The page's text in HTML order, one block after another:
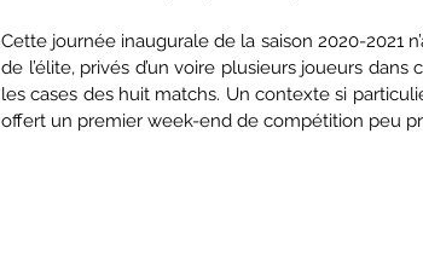
Cette journée inaugurale de la saison 2020-2021
de l’élite, privés d’un voire plusieurs joueurs
les cases des huit matchs. Un contexte si
offert un premier week-end de compétition peu